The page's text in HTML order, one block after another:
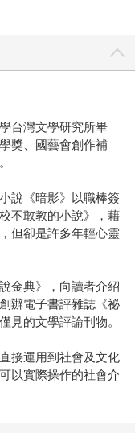
台灣文學研究所畢
獎、國藝會創作補
說《暗影》以職棒簽
不敢教的小說》，藉
但卻是許多年輕心靈
金典》，向讀者介紹
辦電子書評雜誌《祕
見的文學評論刊物。
接運用到社會及文化
以實際操作的社會介